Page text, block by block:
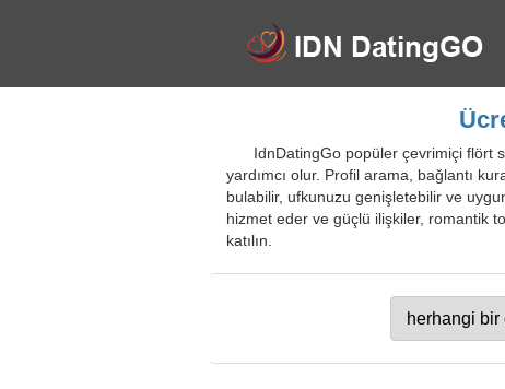
IdnDatingGo popüler çevrimiçi flört
yardımcı olur. Profil arama, bağlantı
bulabilir, ufkunuzu genişletebilir ve
hizmet eder ve güçlü ilişkiler, romantik
katılın.